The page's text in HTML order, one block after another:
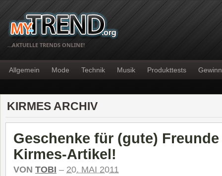
…AKTUELLE TRENDS ONLINE!
Allgemein Mode Technik Musik Produkttests
KIRMES ARCHIV
Geschenke für (gute)
Kirmes-Artikel!
VON TOBI – 20. MAI 2011